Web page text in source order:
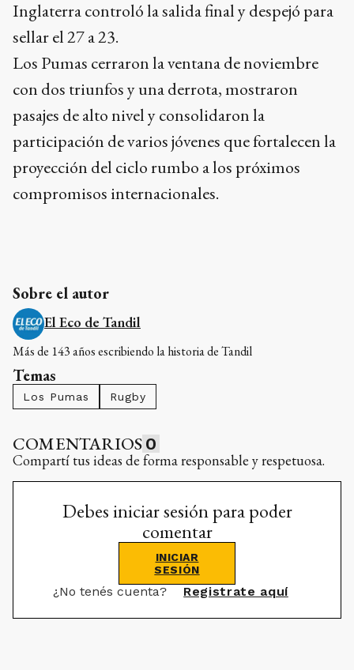
Inglaterra controló la salida final y despejó para
sellar el 27 a 23.
Los Pumas cerraron la ventana de noviembre
con dos triunfos y una derrota, mostraron
pasajes de alto nivel y consolidaron la
participación de varios jóvenes que fortalecen la
proyección del ciclo rumbo a los próximos
compromisos internacionales.
Sobre el autor
El Eco de Tandil
Más de 143 años escribiendo la historia de Tandil
Temas
Los Pumas Rugby
COMENTARIOS 0
Compartí tus ideas de forma responsable y respetuosa.
Debes iniciar sesión para poder
comentar
INICIAR
SESIÓN
¿No tenés cuenta? Registrate aquí